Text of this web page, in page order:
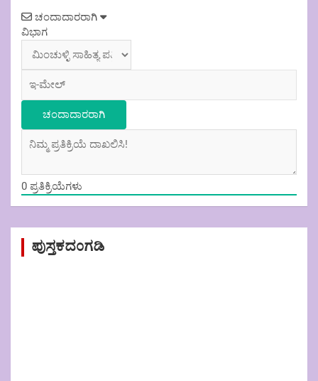
Post
navigation
ಚಂದಾದಾರರಾಗಿ
ವಿಭಾಗ
0 ಪ್ರತಿಕ್ರಿಯೆಗಳು
ಪುಸ್ತಕದಂಗಡಿ